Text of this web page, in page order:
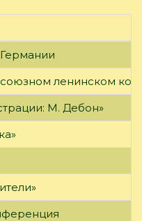
ленинском
М. Дебон»